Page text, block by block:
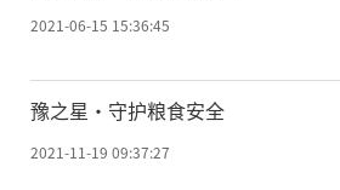
2021-06-15 15:36:45
豫之星·守护粮食安全
2021-11-19 09:37:27